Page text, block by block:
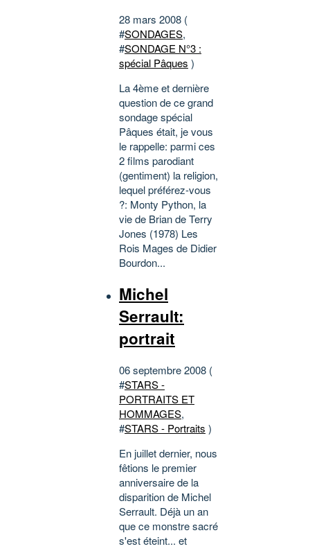
28 mars 2008 (
#SONDAGES,
#SONDAGE N°3 :
spécial Pâques )
La 4ème et dernière
question de ce grand
sondage spécial
Pâques était, je vous
le rappelle: parmi ces
2 films parodiant
(gentiment) la religion,
lequel préférez-vous
?: Monty Python, la
vie de Brian de Terry
Jones (1978) Les
Rois Mages de Didier
Bourdon...
Michel
Serrault:
portrait
06 septembre 2008 (
#STARS -
PORTRAITS ET
HOMMAGES,
#STARS - Portraits )
En juillet dernier, nous
fêtions le premier
anniversaire de la
disparition de Michel
Serrault. Déjà un an
que ce monstre sacré
s'est éteint... et